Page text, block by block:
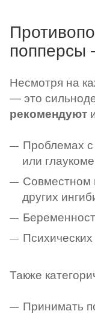
попперсы
Несмотря на
— это
рекомендуют
Проблемах
или глаукоме
Совместном
других
Также
Принимать